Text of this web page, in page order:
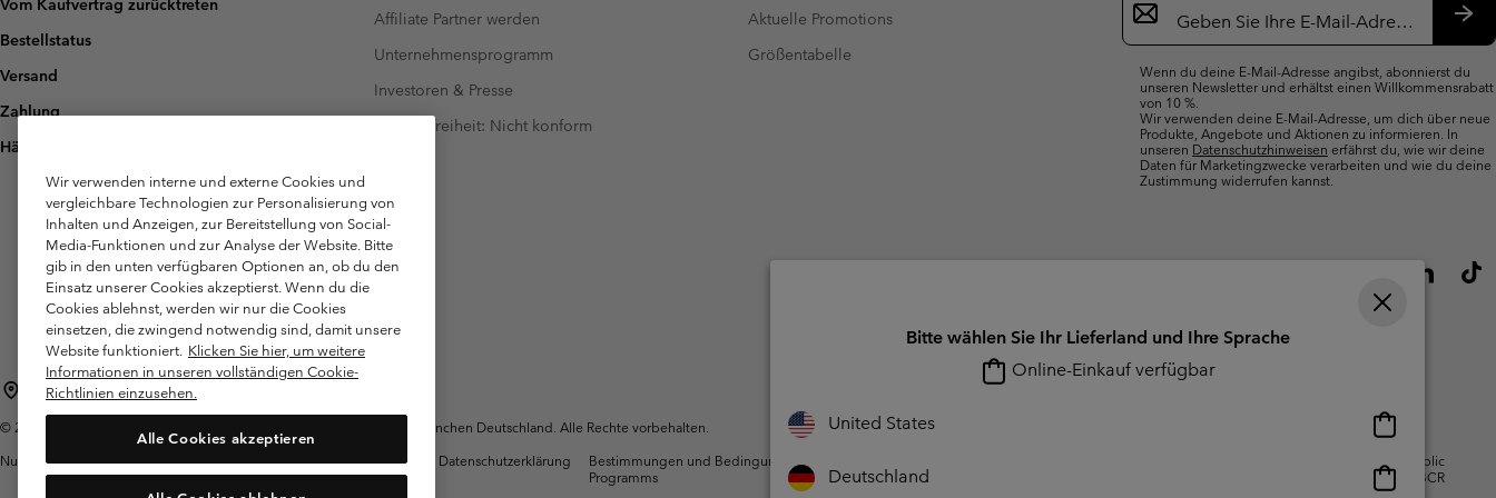
Vom Kaufvertrag zurücktreten
Bestellstatus
Versand
Zahlung
Häufig gestellte Fragen
Affiliate Partner werden
Unternehmensprogramm
Investoren & Presse
Barrierefreiheit: Nicht konform
Aktuelle Promotions
Größentabelle
Anmeldung
Wenn du deine E-Mail-Adresse angibst, abonnierst du
unseren Newsletter und erhältst einen Willkommensrabatt
von 10 %.
Wir verwenden deine E-Mail-Adresse, um dich über neue
Produkte, Angebote und Aktionen zu informieren. In
unseren Datenschutzhinweisen erfährst du, wie wir deine
Daten für Marketingzwecke verarbeiten und wie du deine
Zustimmung widerrufen kannst.
Deutschland
© 2026
Columbia Sportswear GmbH. Walter-Gropius-Str. 23, 80807 München Deutschland. Alle Rechte vorbehalten.
Nutzungsbedingungen
Allgemeine
Verkaufsbedingungen
Garantie Datenschutzerklärung
Bestimmungen und Bedingungen des Mitglieder
Programms
Public
CBCR
Wir verwenden interne und externe Cookies und
vergleichbare Technologien zur Personalisierung von
Inhalten und Anzeigen, zur Bereitstellung von Social-
Media-Funktionen und zur Analyse der Website. Bitte
gib in den unten verfügbaren Optionen an, ob du den
Einsatz unserer Cookies akzeptierst. Wenn du die
Cookies ablehnst, werden wir nur die Cookies
einsetzen, die zwingend notwendig sind, damit unsere
Website funktioniert. Klicken Sie hier, um weitere
Informationen in unseren vollständigen Cookie-
Richtlinien einzusehen.
Alle Cookies akzeptieren
Bitte wählen Sie Ihr Lieferland und Ihre Sprache
Online-Einkauf verfügbar
United States
Online-
Einkauf
verfügbar
Deutschland
Online-